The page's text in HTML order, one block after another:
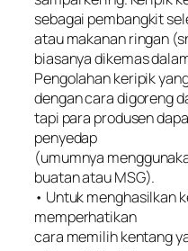
sebagai pembangkit
atau makanan ringan
biasanya dikemas
Pengolahan keripik
dengan cara digoreng
tapi para produsen
penyedap
(umumnya
buatan atau MSG).
• Untuk menghasilkan
memperhatikan
cara memilih kentang